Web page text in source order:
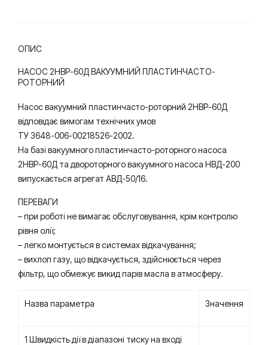
ОПИС
НАСОС 2НВР-60Д ВАКУУМНИЙ ПЛАСТИНЧАСТО-
РОТОРНИЙ
Насос вакуумний пластинчасто-роторний 2НВР-60Д
відповідає вимогам технічних умов
ТУ 3648-006-00218526-2002.
На базі вакуумного пластинчасто-роторного насоса
2НВР-60Д та двороторного вакуумного насоса НВД-200
випускається агрегат АВД-50/16.
ПЕРЕВАГИ
– при роботі не вимагає обслуговування, крім контролю
рівня олії;
– легко монтується в системах відкачування;
– вихлоп газу, що відкачується, здійснюється через
фільтр, що обмежує викид парів масла в атмосферу.
Назва параметра Значення
1 Швидкість дії в діапазоні тиску на вході